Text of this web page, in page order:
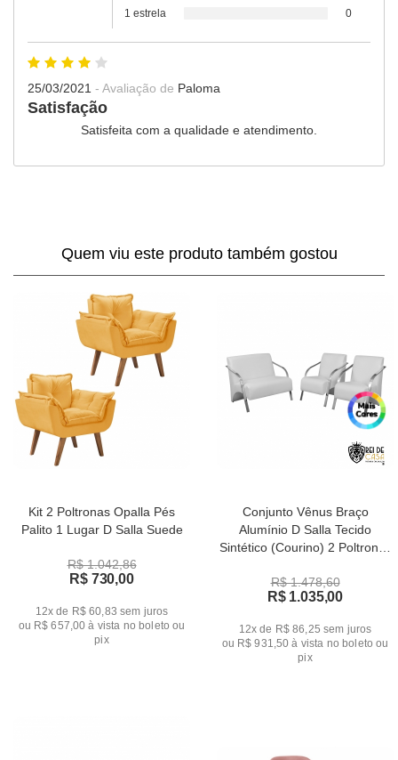
1 estrela
0
25/03/2021 - Avaliação de Paloma
Satisfação
Satisfeita com a qualidade e atendimento.
Quem viu este produto também gostou
Kit 2 Poltronas Opalla Pés
Palito 1 Lugar D Salla Suede
R$ 1.042,86
R$ 730,00
12x de R$ 60,83 sem juros
ou R$ 657,00 à vista no boleto ou
pix
Conjunto Vênus Braço
Alumínio D Salla Tecido
Sintético (Courino) 2 Poltronas
R$ 1.478,60
R$ 1.035,00
12x de R$ 86,25 sem juros
ou R$ 931,50 à vista no boleto ou
pix